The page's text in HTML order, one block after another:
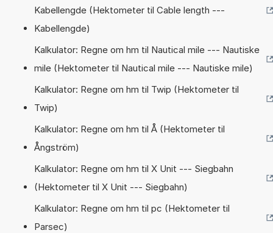
Kabellengde (Hektometer til Cable length ---
Kabellengde)
Kalkulator: Regne om hm til Nautical mile --- Nautiske
mile (Hektometer til Nautical mile --- Nautiske mile)
Kalkulator: Regne om hm til Twip (Hektometer til
Twip)
Kalkulator: Regne om hm til Å (Hektometer til
Ångström)
Kalkulator: Regne om hm til X Unit --- Siegbahn
(Hektometer til X Unit --- Siegbahn)
Kalkulator: Regne om hm til pc (Hektometer til
Parsec)